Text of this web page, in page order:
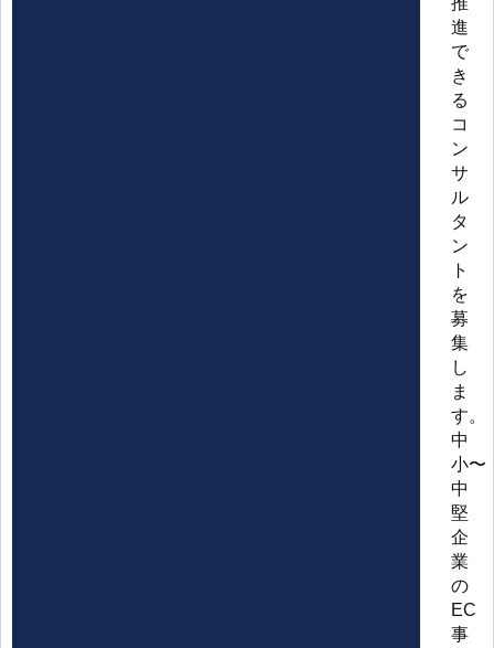
進
で
き
る
コ
ン
サ
ル
タ
ン
ト
を
募
集
し
ま
す。
中
小〜
中
堅
企
業
の
EC
事